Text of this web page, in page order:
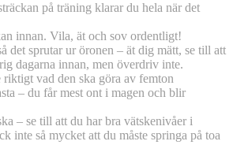
på träning klarar du hela när det
innan. Vila, ät och sov ordentligt!
det sprutar ur öronen – ät dig mätt, se till att
dagarna innan, men överdriv inte.
vad den ska göra av femton
– du får mest ont i magen och blir
– se till att du har bra vätskenivåer i
inte så mycket att du måste springa på toa